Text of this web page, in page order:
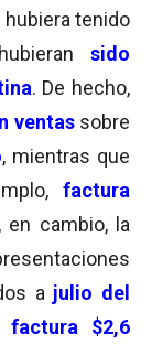
tenido
sido
. De hecho,
ventas sobre
, mientras que
factura
en cambio, la
a julio del
factura $2,6